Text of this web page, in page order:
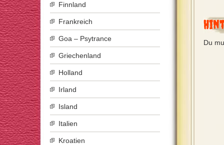
Du
Finnland
Frankreich
Goa – Psytrance
Griechenland
Holland
Irland
Island
Italien
Kroatien